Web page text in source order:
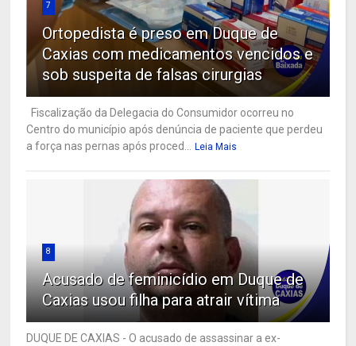
7
Ortopedista é preso em Duque de
Caxias com medicamentos vencidos e
sob suspeita de falsas cirurgias
Fiscalização da Delegacia do Consumidor ocorreu no
Centro do município após denúncia de paciente que perdeu
a força nas pernas após proced... Leia Mais
8
Acusado de feminicídio em Duque de
Caxias usou filha para atrair vítima
DUQUE DE CAXIAS - O acusado de assassinar a ex-